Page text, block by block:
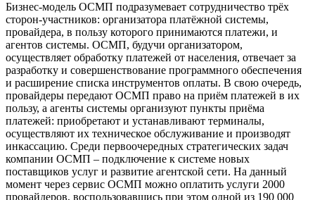
Бизнес-модель ОСМП подразумевает сотрудничество трёх
сторон-участников: организатора платёжной системы,
провайдера, в пользу которого принимаются платежи, и
агентов системы. ОСМП, будучи организатором,
осуществляет обработку платежей от населения, отвечает за
разработку и совершенствование программного обеспечения
и расширение списка инструментов оплаты. В свою очередь,
провайдеры передают ОСМП право на приём платежей в их
пользу, а агенты системы организуют пункты приёма
платежей: приобретают и устанавливают терминалы,
осуществляют их техническое обслуживание и производят
инкассацию. Среди первоочередных стратегических задач
компании ОСМП – подключение к системе новых
поставщиков услуг и развитие агентской сети. На данный
момент через сервис ОСМП можно оплатить услуги 2000
провайдеров, воспользовавшись при этом одной из 190 000